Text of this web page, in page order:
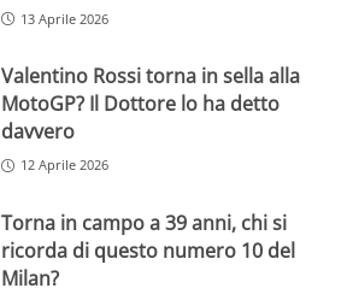
13 Aprile 2026
Valentino Rossi torna in sella alla
MotoGP? Il Dottore lo ha detto
davvero
12 Aprile 2026
Torna in campo a 39 anni, chi si
ricorda di questo numero 10 del
Milan?